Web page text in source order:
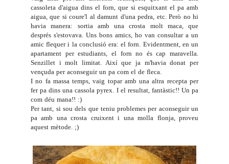
cassoleta d'aigua dins el forn, que si esquitxant el pa amb
aigua, que si coure'l al damunt d'una pedra, etc. Però no hi
havia manera: sortia amb una crosta molt maca, que
després s'estovava. Uns bons amics, ho van consultar a un
amic flequer i la conclusió era: el forn. Evidentment, en un
apartament per estudiants, el forn no és cap maravella.
Senzillet i molt limitat. Així que ja m'havia donat per
vençuda per aconseguir un pa com el de fleca.
I no fa massa temps, vaig topar amb una altra recepta per
fer pa dins unacassola pyrex
. I el resultat, fantàstic!! Un pa
com déu mana!! :)
Per tant, si sou dels que teniu problemes per aconseguir un
pa amb una crosta cruixent i una molla flonja, proveu
aquest mètode. ;)